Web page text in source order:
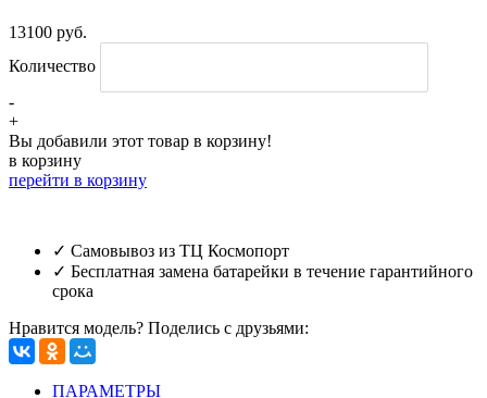
13100 руб.
Количество
-
+
Вы добавили этот товар в корзину!
в корзину
перейти в корзину
✓ Самовывоз из ТЦ Космопорт
✓ Бесплатная замена батарейки в течение гарантийного
срока
Нравится модель? Поделись с друзьями:
ПАРАМЕТРЫ